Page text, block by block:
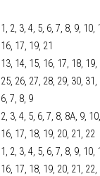
1, 2, 3, 4, 5, 6, 7, 8, 9, 10,
16, 17, 19, 21
13, 14, 15, 16, 17, 18,
25, 26, 27, 28, 29, 30,
6, 7, 8, 9
2, 3, 4, 5, 6, 7, 8, 8А, 9,
16, 17, 18, 19, 20, 21, 22
1, 2, 3, 4, 5, 6, 7, 8, 9, 10,
16, 17, 18, 19, 20, 21,